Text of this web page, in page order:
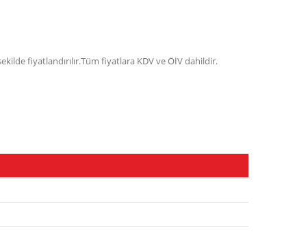
fiyatlandırılır.Tüm fiyatlara KDV ve ÖİV dahildir.